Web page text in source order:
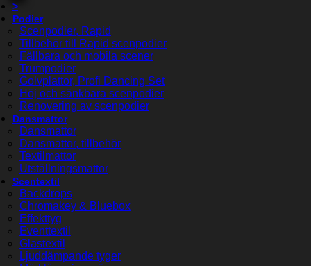
>
Podier
Scenpodier, Rapid
Tillbehör till Rapid scenpodier
Fällbara och mobila scener
Trumpodier
Golvplattor, Profi Dancing Set
Höj och sänkbara scenpodier
Renovering av scenpodier
Dansmattor
Dansmattor
Dansmattor, tillbehör
Textilmattor
Utställningsmattor
Scentextil
Backdrops
Chromakey & Bluebox
Effekttyg
Eventtextil
Glastextil
Ljuddämpande tyger